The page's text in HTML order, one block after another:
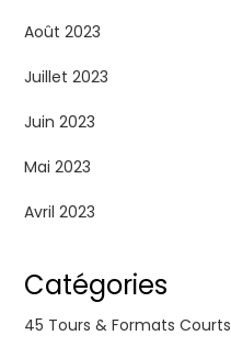
Août 2023
Juillet 2023
Juin 2023
Mai 2023
Avril 2023
Catégories
45 Tours & Formats Courts